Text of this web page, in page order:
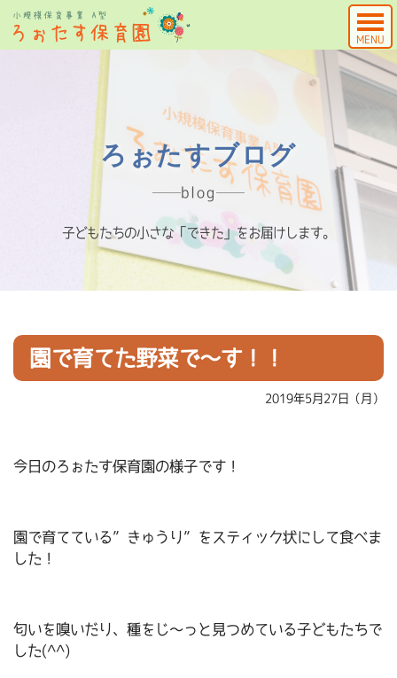
MENU
ろぉたすブログ
blog
子どもたちの小さな「できた」をお届けします。
園で育てた野菜で～す！！
2019年5月27日（月）
今日のろぉたす保育園の様子です！
園で育てている”きゅうり”をスティック状にして食べま
した！
匂いを嗅いだり、種をじ～っと見つめている子どもたちで
した(^^)